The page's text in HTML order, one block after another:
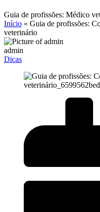
Guia de profissões: Médico
Início » Guia de profissões:
veterinário
admin
Dicas